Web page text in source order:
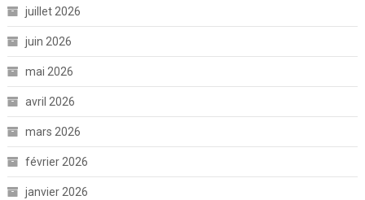
juillet 2026
juin 2026
mai 2026
avril 2026
mars 2026
février 2026
janvier 2026